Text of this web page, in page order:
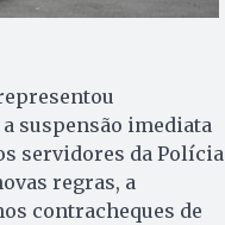
suspensão imediata
servidores da Polícia
regras, a
contracheques de